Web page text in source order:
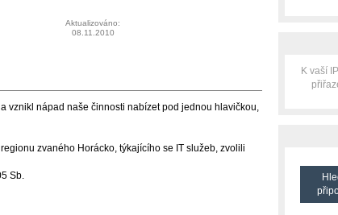
Aktualizováno:
08.11.2010
vznikl nápad naše činnosti nabízet pod jednou hlavičkou,
zvaného Horácko, týkajícího se IT služeb, zvolili
Sb.
K vaší